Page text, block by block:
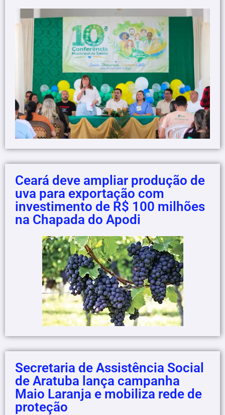
Ceará deve ampliar produção de
uva para exportação com
investimento de R$ 100 milhões
na Chapada do Apodi
Secretaria de Assistência Social
de Aratuba lança campanha
Maio Laranja e mobiliza rede de
proteção